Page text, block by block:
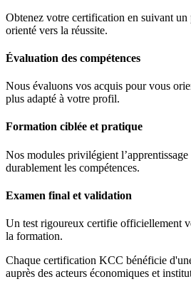
Obtenez votre certification en suivant un
orienté vers la réussite.
Évaluation des compétences
Nous évaluons vos acquis pour vous
plus adapté à votre profil.
Formation ciblée et pratique
Nos modules privilégient
durablement les compétences.
Examen final et validation
Un test rigoureux certifie officiellement
la formation.
Chaque certification KCC bénéficie
auprès des acteurs économiques et